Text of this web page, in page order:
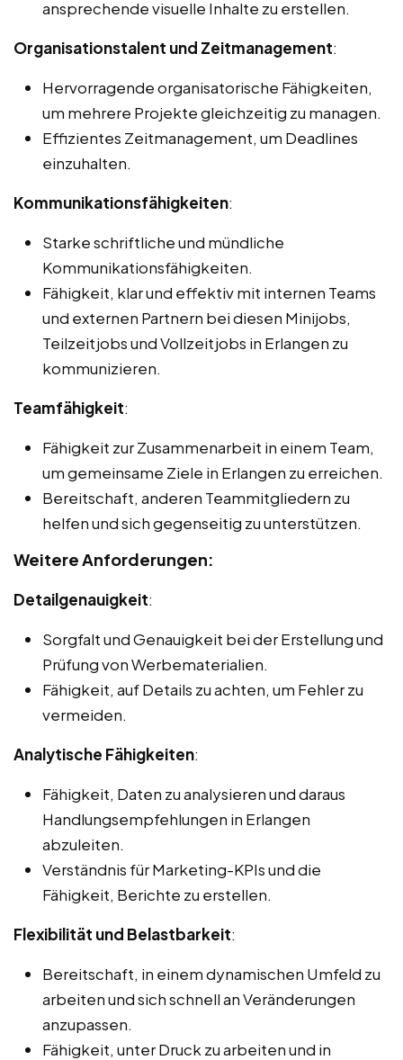
ansprechende visuelle Inhalte zu erstellen.
Organisationstalent und Zeitmanagement:
Hervorragende organisatorische Fähigkeiten,
um mehrere Projekte gleichzeitig zu managen.
Effizientes Zeitmanagement, um Deadlines
einzuhalten.
Kommunikationsfähigkeiten:
Starke schriftliche und mündliche
Kommunikationsfähigkeiten.
Fähigkeit, klar und effektiv mit internen Teams
und externen Partnern bei diesen Minijobs,
Teilzeitjobs und Vollzeitjobs in Erlangen zu
kommunizieren.
Teamfähigkeit:
Fähigkeit zur Zusammenarbeit in einem Team,
um gemeinsame Ziele in Erlangen zu erreichen.
Bereitschaft, anderen Teammitgliedern zu
helfen und sich gegenseitig zu unterstützen.
Weitere Anforderungen:
Detailgenauigkeit:
Sorgfalt und Genauigkeit bei der Erstellung und
Prüfung von Werbematerialien.
Fähigkeit, auf Details zu achten, um Fehler zu
vermeiden.
Analytische Fähigkeiten:
Fähigkeit, Daten zu analysieren und daraus
Handlungsempfehlungen in Erlangen
abzuleiten.
Verständnis für Marketing-KPIs und die
Fähigkeit, Berichte zu erstellen.
Flexibilität und Belastbarkeit:
Bereitschaft, in einem dynamischen Umfeld zu
arbeiten und sich schnell an Veränderungen
anzupassen.
Fähigkeit, unter Druck zu arbeiten und in